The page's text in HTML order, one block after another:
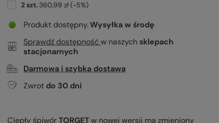
2szt. 360,99 zł(-5%)
Produkt dostępny Wysyłkaw środę
Sprawdź dostępność w naszych sklepach
stacjonarnych
Darmowa i szybka dostawa
Zwrot do 30 dni
Ciepły śpiwórTORGETw nowej wersji ma zmieniony